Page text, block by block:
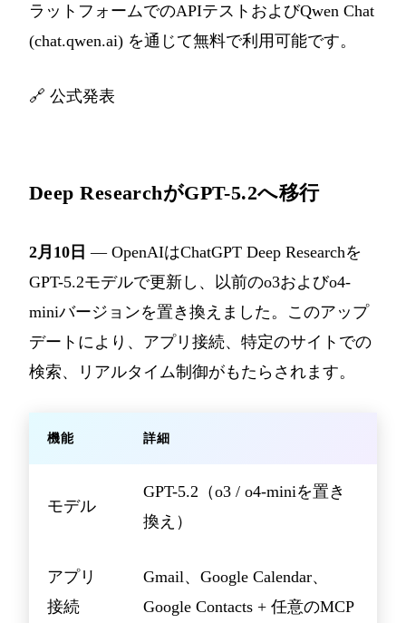
ラットフォームでのAPIテストおよびQwen Chat
(chat.qwen.ai) を通じて無料で利用可能です。
🔗 公式発表
Deep ResearchがGPT-5.2へ移行
2月10日 — OpenAIはChatGPT Deep Researchを
GPT-5.2モデルで更新し、以前のo3およびo4-
miniバージョンを置き換えました。このアップ
デートにより、アプリ接続、特定のサイトでの
検索、リアルタイム制御がもたらされます。
機能 詳細
モデル
GPT-5.2（o3 / o4-miniを置き
換え）
アプリ
接続
Gmail、Google Calendar、
Google Contacts + 任意のMCP